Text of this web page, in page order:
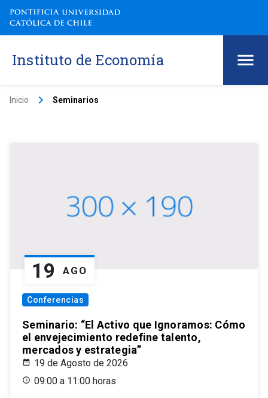
Instituto de Economía
Inicio keyboard_arrow_right Seminarios
19 AGO
Conferencias
Seminario: “El Activo que Ignoramos: Cómo
el envejecimiento redefine talento,
mercados y estrategia”
19 de Agosto de 2026
09:00 a 11:00 horas